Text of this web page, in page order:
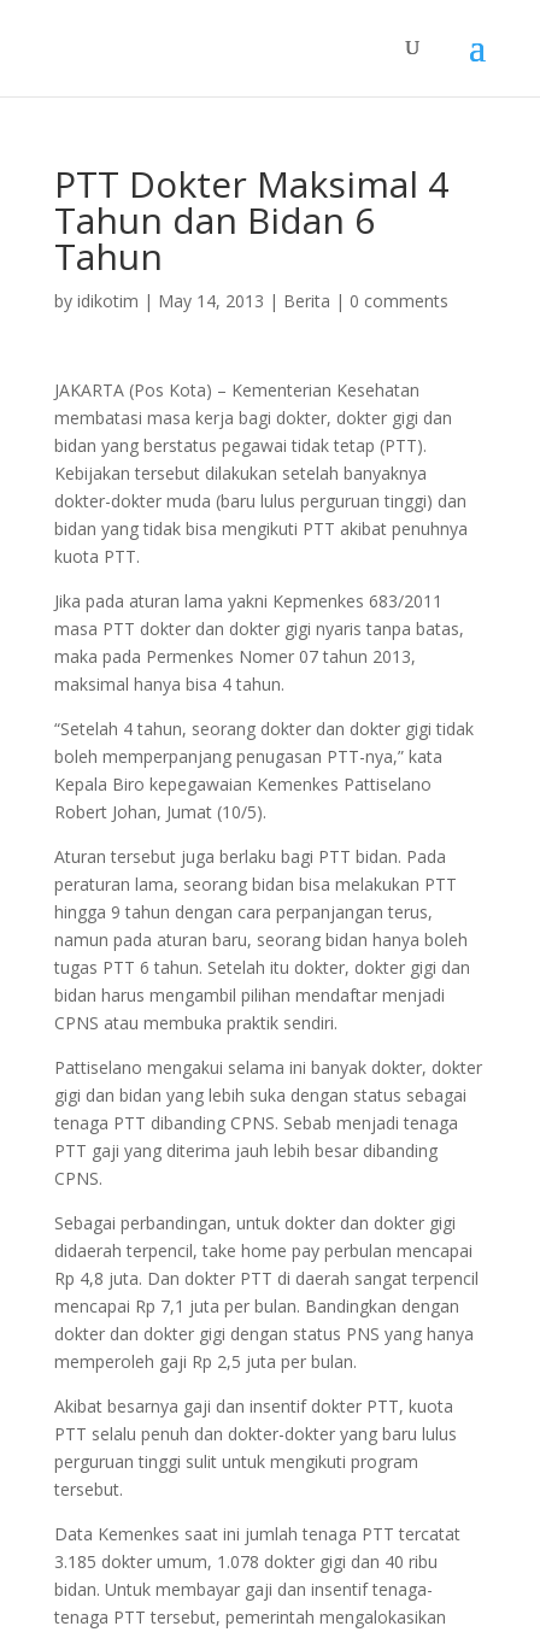
PTT Dokter Maksimal 4
Tahun dan Bidan 6
Tahun
by idikotim | May 14, 2013 | Berita | 0 comments
JAKARTA (Pos Kota) – Kementerian Kesehatan
membatasi masa kerja bagi dokter, dokter gigi dan
bidan yang berstatus pegawai tidak tetap (PTT).
Kebijakan tersebut dilakukan setelah banyaknya
dokter-dokter muda (baru lulus perguruan tinggi) dan
bidan yang tidak bisa mengikuti PTT akibat penuhnya
kuota PTT.
Jika pada aturan lama yakni Kepmenkes 683/2011
masa PTT dokter dan dokter gigi nyaris tanpa batas,
maka pada Permenkes Nomer 07 tahun 2013,
maksimal hanya bisa 4 tahun.
“Setelah 4 tahun, seorang dokter dan dokter gigi tidak
boleh memperpanjang penugasan PTT-nya,” kata
Kepala Biro kepegawaian Kemenkes Pattiselano
Robert Johan, Jumat (10/5).
Aturan tersebut juga berlaku bagi PTT bidan. Pada
peraturan lama, seorang bidan bisa melakukan PTT
hingga 9 tahun dengan cara perpanjangan terus,
namun pada aturan baru, seorang bidan hanya boleh
tugas PTT 6 tahun. Setelah itu dokter, dokter gigi dan
bidan harus mengambil pilihan mendaftar menjadi
CPNS atau membuka praktik sendiri.
Pattiselano mengakui selama ini banyak dokter, dokter
gigi dan bidan yang lebih suka dengan status sebagai
tenaga PTT dibanding CPNS. Sebab menjadi tenaga
PTT gaji yang diterima jauh lebih besar dibanding
CPNS.
Sebagai perbandingan, untuk dokter dan dokter gigi
didaerah terpencil, take home pay perbulan mencapai
Rp 4,8 juta. Dan dokter PTT di daerah sangat terpencil
mencapai Rp 7,1 juta per bulan. Bandingkan dengan
dokter dan dokter gigi dengan status PNS yang hanya
memperoleh gaji Rp 2,5 juta per bulan.
Akibat besarnya gaji dan insentif dokter PTT, kuota
PTT selalu penuh dan dokter-dokter yang baru lulus
perguruan tinggi sulit untuk mengikuti program
tersebut.
Data Kemenkes saat ini jumlah tenaga PTT tercatat
3.185 dokter umum, 1.078 dokter gigi dan 40 ribu
bidan. Untuk membayar gaji dan insentif tenaga-
tenaga PTT tersebut, pemerintah mengalokasikan